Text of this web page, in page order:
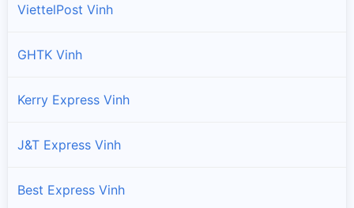
ViettelPost Vinh
GHTK Vinh
Kerry Express Vinh
J&T Express Vinh
Best Express Vinh